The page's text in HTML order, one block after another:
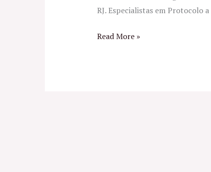
RJ. Especialistas em Protocolo
Read More »